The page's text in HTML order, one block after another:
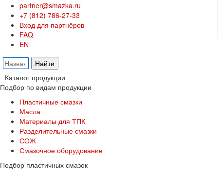
partner@smazka.ru
+7 (812) 786-27-33
Вход для партнёров
FAQ
EN
Каталог продукции
Подбор по видам продукции
Пластичные смазки
Масла
Материалы для ТПК
Разделительные смазки
СОЖ
Смазочное оборудование
Подбор пластичных смазок